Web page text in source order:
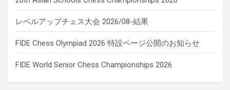
レベルアップチェス大会 2026/08-結果
FIDE Chess Olympiad 2026 特設ページ公開のお知らせ
FIDE World Senior Chess Championships 2026